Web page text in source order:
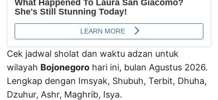
Cek jadwal sholat dan waktu adzan untuk
wilayah Bojonegoro hari ini, bulan Agustus 2026.
Lengkap dengan Imsyak, Shubuh, Terbit, Dhuha,
Dzuhur, Ashr, Maghrib, Isya.